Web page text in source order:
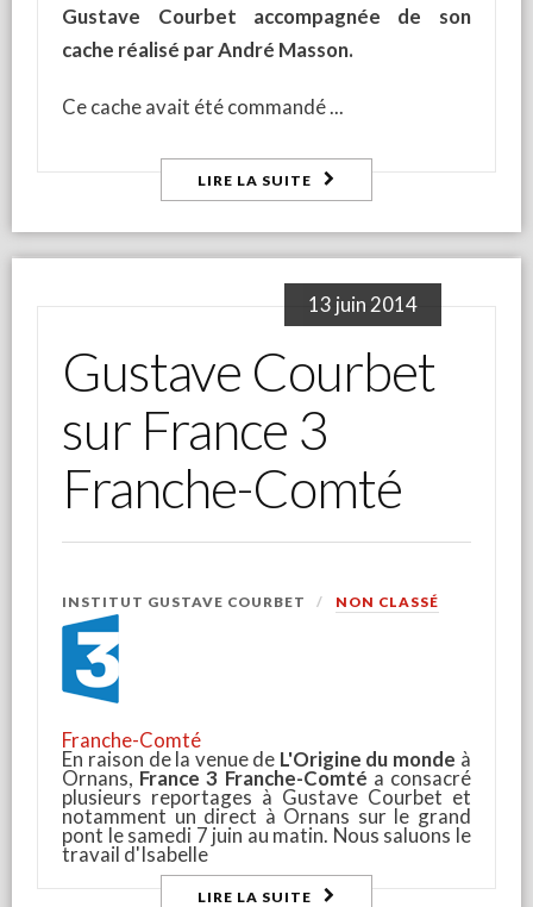
Gustave Courbet accompagnée de son
cache réalisé par André Masson.
Ce cache avait été commandé
LIRE LA SUITE
13 juin 2014
Gustave Courbet
sur France 3
Franche-Comté
INSTITUT GUSTAVE COURBET NON CLASSÉ
Franche-Comté
En raison de la venue de L'Origine du monde à
Ornans, France 3 Franche-Comté a consacré
plusieurs reportages à Gustave Courbet et
notamment un direct à Ornans sur le grand
pont le samedi 7 juin au matin. Nous saluons le
travail d'Isabelle
LIRE LA SUITE